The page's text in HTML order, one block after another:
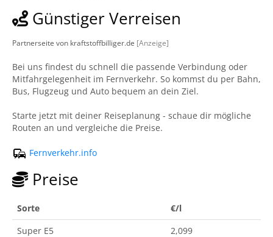
Günstiger Verreisen
Partnerseite von kraftstoffbilliger.de [Anzeige]
Bei uns findest du schnell die passende Verbindung oder
Mitfahrgelegenheit im Fernverkehr. So kommst du per Bahn,
Bus, Flugzeug und Auto bequem an dein Ziel.
Starte jetzt mit deiner Reiseplanung - schaue dir mögliche
Routen an und vergleiche die Preise.
Fernverkehr.info
Preise
Sorte
€/l
Super E5
2,099